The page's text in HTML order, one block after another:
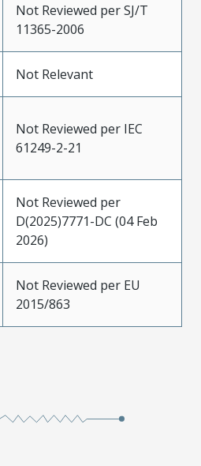
Not Reviewed per SJ/T
11365-2006
Not Relevant
Not Reviewed per IEC
61249-2-21
Not Reviewed per
D(2025)7771-DC (04 Feb
2026)
Not Reviewed per EU
2015/863